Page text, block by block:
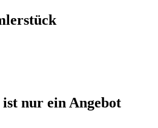
nur ein Angebot